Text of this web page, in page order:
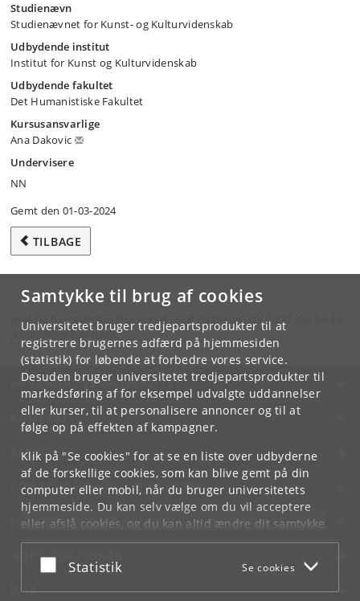
Samtykke til brug af cookies
Universitetet bruger tredjepartsprodukter til at
registrere brugernes adfærd på hjemmesiden
(statistik) for løbende at forbedre vores service.
Desuden bruger universitetet tredjepartsprodukter til
markedsføring af for eksempel udvalgte uddannelser
eller kurser, til at personalisere annoncer og til at
følge op på effekten af kampagner.
Klik på "Se cookies" for at se en liste over udbyderne
af de forskellige cookies, som kan blive gemt på din
computer eller mobil, når du bruger universitetets
hjemmeside. Du kan selv vælge om du vil acceptere
eller afslå cookies, og du kan altid ændre dit samtykke
underCookie- og privatlivspolitiksom du finder i
bunden af hver side.
Acceptér eller afslå
Statistik Se cookies
Studienævn
Studienævnet for Kunst- og Kulturvidenskab
Udbydende institut
Institut for Kunst og Kulturvidenskab
Udbydende fakultet
Det Humanistiske Fakultet
Kursusansvarlige
Ana Dakovic
Undervisere
NN
Gemt den 01-03-2024
TILBAGE
Hvis du har spørgsmål til kurset, skal du henvende dig til din lokale
studieadministration.
KØBENHAVNS UNIVERSITET
KONTAKT
SERVICES
FOR STUDERENDE OG ANSATTE
JOB OG KARRIERE
NØDSITUATIONER
WEB